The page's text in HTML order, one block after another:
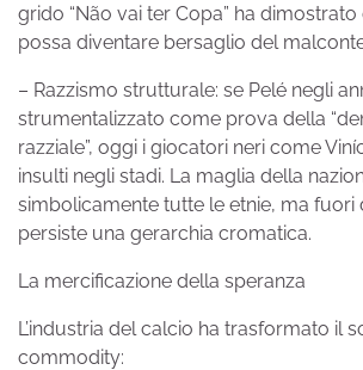
grido “Não vai ter Copa” ha
possa diventare bersaglio del
– Razzismo strutturale: se Pelé negli
strumentalizzato come prova della
razziale”, oggi i giocatori neri come
insulti negli stadi. La maglia della
simbolicamente tutte le etnie, ma fuori
persiste una gerarchia cromatica.
La mercificazione della speranza
L’industria del calcio ha trasformato il
commodity: